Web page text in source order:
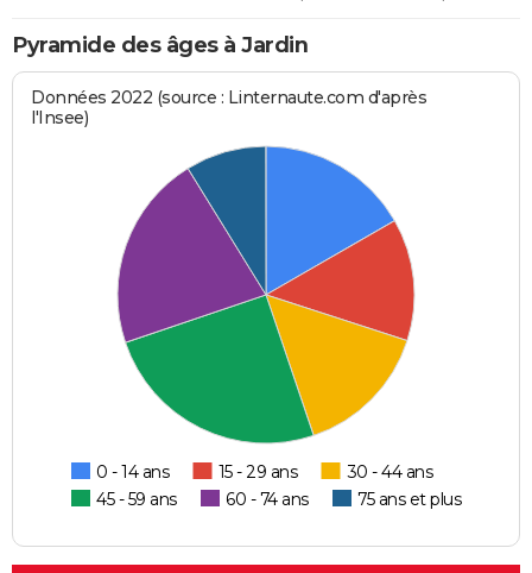
Pyramide des âges à Jardin
Données 2022 (source : Linternaute.com d'après
l'Insee)
0 - 14 ans 15 - 29 ans
30 - 44 ans
45 - 59 ans
60 - 74 ans 75 ans et plus